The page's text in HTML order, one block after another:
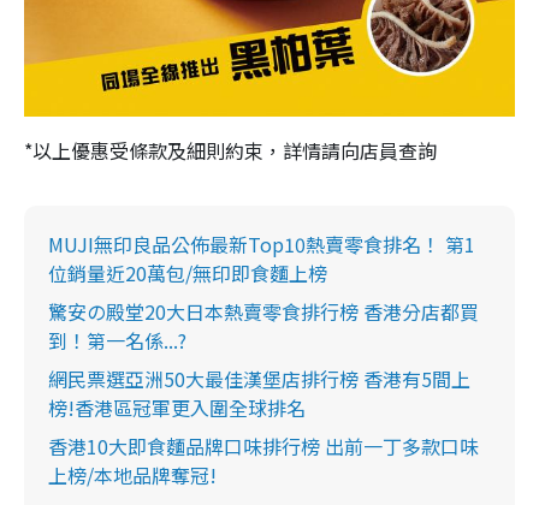
*以上優惠受條款及細則約束，詳情請向店員查詢
MUJI無印良品公佈最新Top10熱賣零食排名！ 第1
位銷量近20萬包/無印即食麵上榜
驚安の殿堂20大日本熱賣零食排行榜 香港分店都買
到！第一名係...?
網民票選亞洲50大最佳漢堡店排行榜 香港有5間上
榜!香港區冠軍更入圍全球排名
香港10大即食麵品牌口味排行榜 出前一丁多款口味
上榜/本地品牌奪冠!